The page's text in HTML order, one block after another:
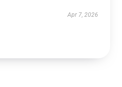
Apr 7, 2026